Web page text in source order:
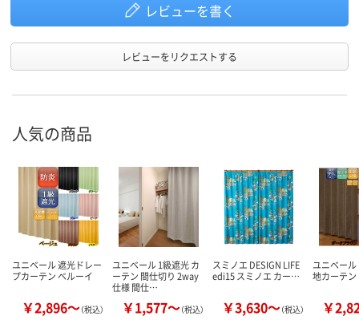
レビューを書く
レビューをリクエストする
人気の商品
ユニベール 遮光ドレー
プカーテン ベルーイ
￥2,896～（税込）
ユニベール 1級遮光 カ
ーテン 間仕切り 2way
仕様 間仕…
￥1,577～（税込）
スミノエ DESIGN LIFE
edi15 スミノエ カー…
￥3,630～（税込）
ユニベー
地カーテン
￥